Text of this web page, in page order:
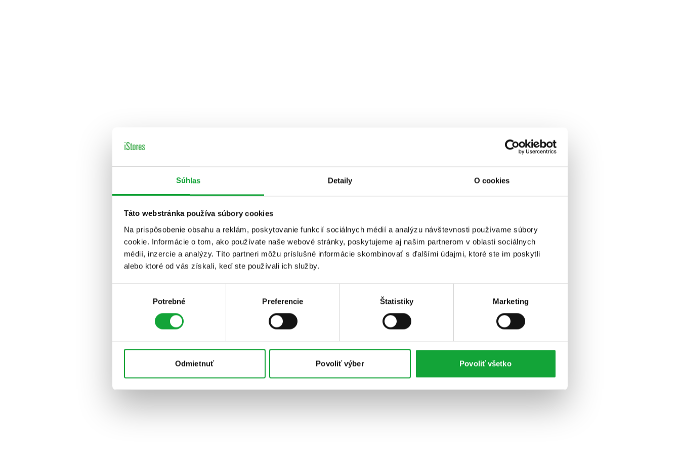
Súhlas Detaily O cookies
Táto webstránka používa súbory cookies
Na prispôsobenie obsahu a reklám, poskytovanie funkcií sociálnych médií a analýzu návštevnosti používame súbory
cookie. Informácie o tom, ako používate naše webové stránky, poskytujeme aj našim partnerom v oblasti sociálnych
médií, inzercie a analýzy. Títo partneri môžu príslušné informácie skombinovať s ďalšími údajmi, ktoré ste im poskytli
alebo ktoré od vás získali, keď ste používali ich služby.
Potrebné Preferencie Štatistiky Marketing
Odmietnuť Povoliť výber Povoliť všetko